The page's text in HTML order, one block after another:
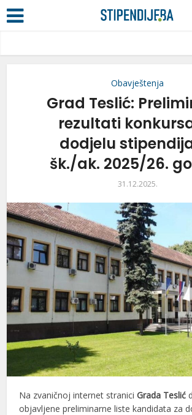
Obavještenja
Grad Teslić:
rezultati
dodjelu
šk./ak. 2025/26.
31.12.2025.
Na zvaničnoj internet straniciGrada Teslić
objavljene preliminarne liste kandidata za